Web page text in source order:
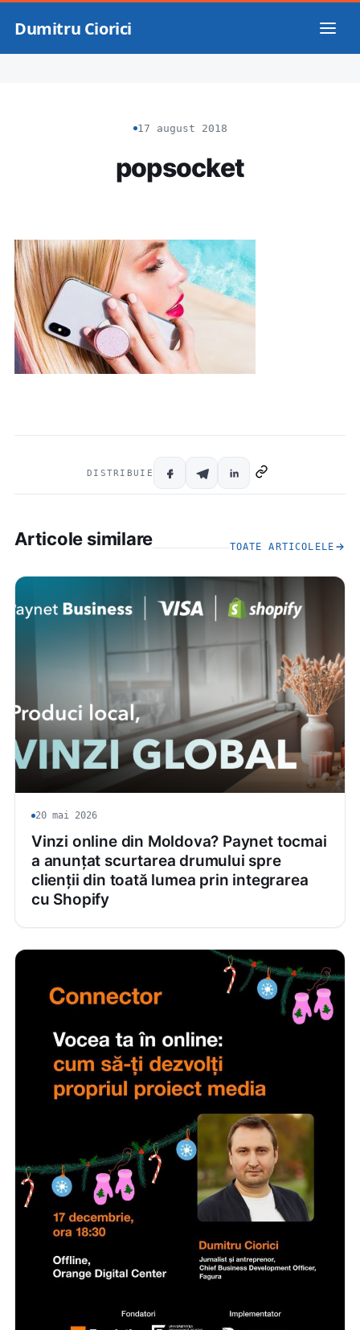
Dumitru Ciorici
17 august 2018
popsocket
DISTRIBUIE
Articole similare TOATE ARTICOLELE
20 mai 2026
Vinzi online din Moldova? Paynet tocmai
a anunțat scurtarea drumului spre
clienții din toată lumea prin integrarea
cu Shopify